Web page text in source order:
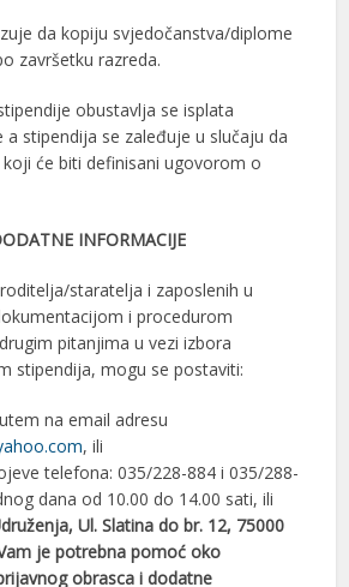
da kopiju svjedočanstva/diplome
završetku razreda.
obustavlja se isplata
stipendija se zaleđuje u slučaju da
će biti definisani ugovorom o
INFORMACIJE
staratelja i zaposlenih u
i procedurom
pitanjima u vezi izbora
stipendija, mogu se postaviti:
na email adresu
, ili
telefona: 035/228-884 i 035/288-
dana od 10.00 do 14.00 sati, ili
Ul. Slatina do br. 12, 75000
je potrebna pomoć oko
obrasca i dodatne